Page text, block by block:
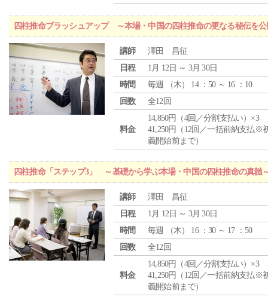
四柱推命ブラッシュアップ ～本場・中国の四柱推命の更なる秘伝を
講師
澤田 昌征
日程
1月 12日 ～ 3月 30日
時間
毎週 （木） 14 ：50 ～ 16 ：10
回数
全12回
料金
14,850円（4回／分割支払い）×3
41,250円（12回／一括前納支払※
義開始前まで）
四柱推命「ステップ3」 ～基礎から学ぶ本場・中国の四柱推命の真髄
講師
澤田 昌征
日程
1月 12日 ～ 3月 30日
時間
毎週 （木） 16 ：30 ～ 17 ：50
回数
全12回
料金
14,850円（4回／分割支払い）×3
41,250円（12回／一括前納支払※
義開始前まで）